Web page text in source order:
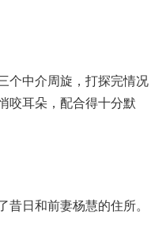
个中介周旋，打探完情况
咬耳朵，配合得十分默
昔日和前妻杨慧的住所。